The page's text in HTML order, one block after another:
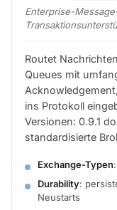
Enterprise-
Routet
Queues mit
ins Protokoll
Versionen: 0.9.1
standardisierte
Exchange-Typen
Durability:
Neustarts